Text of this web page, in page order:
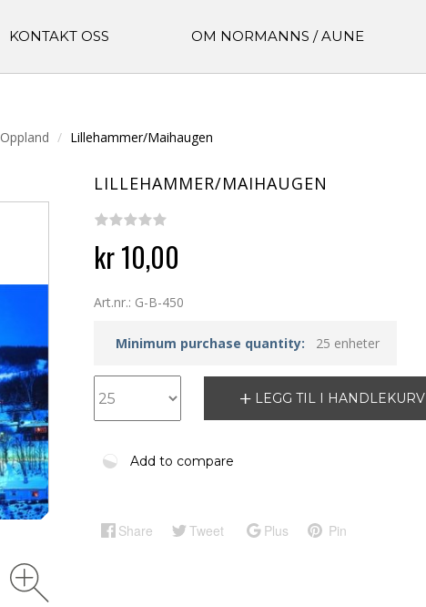
KONTAKT OSS OM NORMANNS / AUNE
Oppland Lillehammer/Maihaugen
LILLEHAMMER/MAIHAUGEN
kr 10,00
Art.nr.: G-B-450
Minimum purchase quantity: 25 enheter
LEGG TIL I HANDLEKURV
Add to compare
Share Tweet Plus Pin